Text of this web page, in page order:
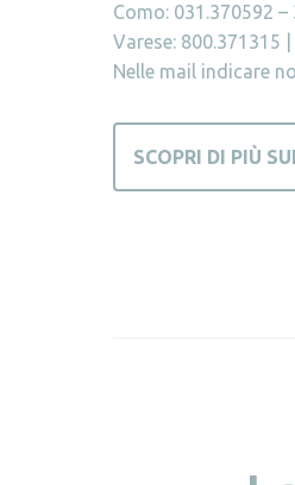
Como: 031.370592
Varese: 800.371315
Nelle mail indicare
SCOPRI DI PIÙ